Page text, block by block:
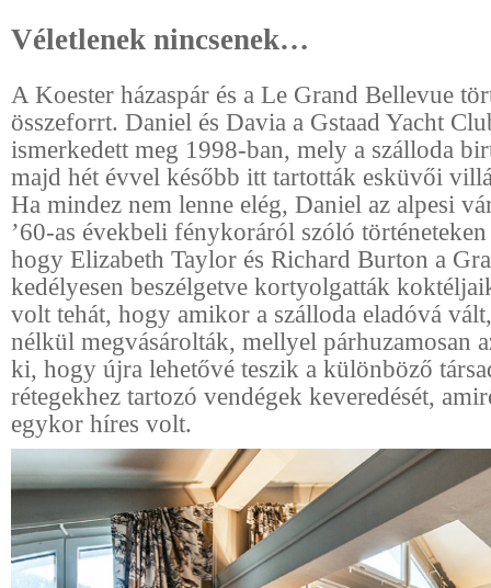
Véletlenek nincsenek…
A Koester házaspár és a Le Grand Bellevue
összeforrt. Daniel és Davia a Gstaad Yacht
ismerkedett meg 1998-ban, mely a szálloda
majd hét évvel később itt tartották esküvői
Ha mindez nem lenne elég, Daniel az alpesi
’60-as évekbeli fénykoráról szóló
hogy Elizabeth Taylor és Richard Burton a
kedélyesen beszélgetve kortyolgatták
volt tehát, hogy amikor a szálloda eladóvá
nélkül megvásárolták, mellyel párhuzamosan
ki, hogy újra lehetővé teszik a különböző
rétegekhez tartozó vendégek keveredését,
egykor híres volt.